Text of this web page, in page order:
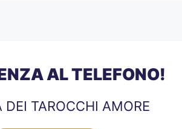
AL TELEFONO!
DEI TAROCCHI AMORE